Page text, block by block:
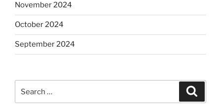
November 2024
October 2024
September 2024
for: